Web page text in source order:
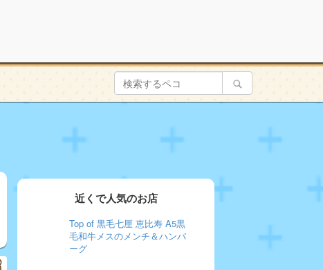
近くで人気のお店
Top of 黒毛七厘 恵比寿 A5黒
毛和牛メスのメンチ＆ハンバ
ーグ